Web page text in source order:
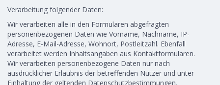
Verarbeitung folgender Daten:
Wir verarbeiten alle in den Formularen abgefragten
personenbezogenen Daten wie Vorname, Nachname, IP-
Adresse, E-Mail-Adresse, Wohnort, Postleitzahl. Ebenfall
verarbeitet werden Inhaltsangaben aus Kontaktformularen.
Wir verarbeiten personenbezogene Daten nur nach
ausdrücklicher Erlaubnis der betreffenden Nutzer und unter
Einhaltung der geltenden Datenschutzbestimmungen.